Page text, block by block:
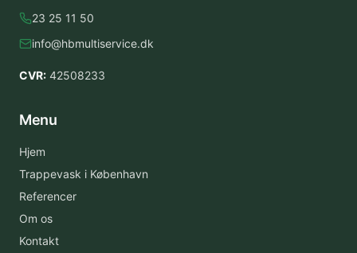
23 25 11 50
info@hbmultiservice.dk
CVR: 42508233
Menu
Hjem
Trappevask i København
Referencer
Om os
Kontakt